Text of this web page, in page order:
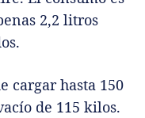
2,2 litros
cargar hasta 150
de 115 kilos.